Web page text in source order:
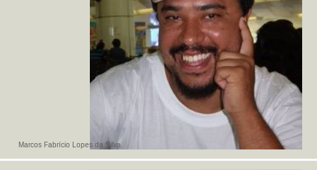
Marcos Fabrício Lopes da Silva